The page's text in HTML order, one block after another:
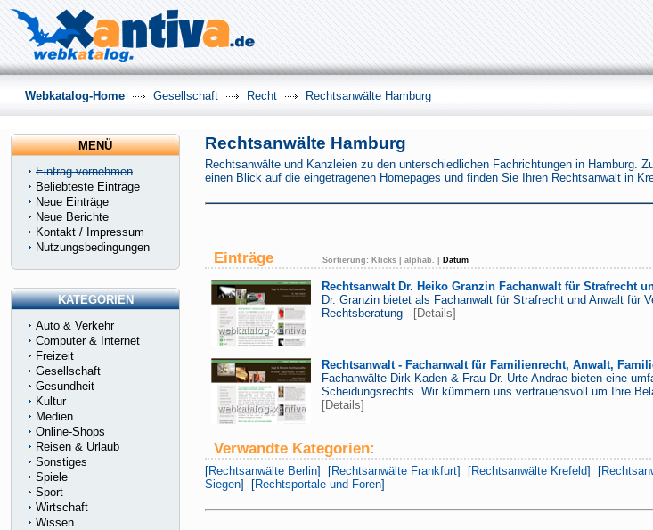
Rechtsanwälte Hamburg
Rechtsanwälte und Kanzleien zu den unterschiedlichen Fachrichtungen in Hamburg.
einen Blick auf die eingetragenen Homepages und finden Sie Ihren Rechtsanwalt in
Einträge Sortierung: Klicks alphab. Datum
Rechtsanwalt Dr. Heiko Granzin Fachanwalt für Strafrecht
Dr. Granzin bietet als Fachanwalt für Strafrecht und Anwalt für
Rechtsberatung - [Details]
Rechtsanwalt - Fachanwalt für Familienrecht, Anwalt,
Fachanwälte Dirk Kaden & Frau Dr. Urte Andrae bieten eine
Scheidungsrechts. Wir kümmern uns vertrauensvoll um Ihre
[Details]
Verwandte Kategorien:
[Rechtsanwälte Berlin] [Rechtsanwälte Frankfurt] [Rechtsanwälte Krefeld] [
Siegen] [Rechtsportale und Foren]
Webkatalog-Home Gesellschaft Recht Rechtsanwälte Hamburg
MENÜ
Eintrag vornehmen
Beliebteste Einträge
Neue Einträge
Neue Berichte
Kontakt / Impressum
Nutzungsbedingungen
KATEGORIEN
Auto & Verkehr
Computer & Internet
Freizeit
Gesellschaft
Gesundheit
Kultur
Medien
Online-Shops
Reisen & Urlaub
Sonstiges
Spiele
Sport
Wirtschaft
Wissen